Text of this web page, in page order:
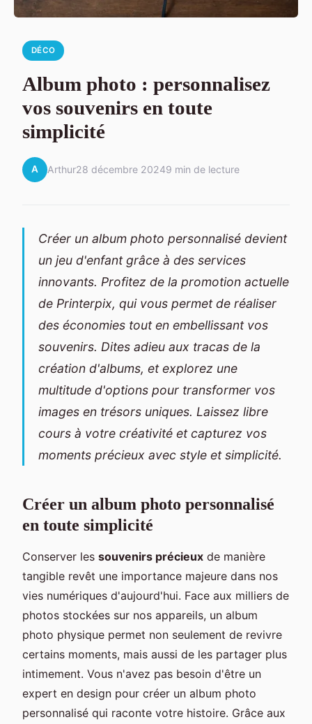
DÉCO
Album photo : personnalisez
vos souvenirs en toute
simplicité
A Arthur28 décembre 20249 min de lecture
Créer un album photo personnalisé devient
un jeu d'enfant grâce à des services
innovants. Profitez de la promotion actuelle
de Printerpix, qui vous permet de réaliser
des économies tout en embellissant vos
souvenirs. Dites adieu aux tracas de la
création d'albums, et explorez une
multitude d'options pour transformer vos
images en trésors uniques. Laissez libre
cours à votre créativité et capturez vos
moments précieux avec style et simplicité.
Créer un album photo personnalisé
en toute simplicité
Conserver les souvenirs précieux de manière
tangible revêt une importance majeure dans nos
vies numériques d'aujourd'hui. Face aux milliers de
photos stockées sur nos appareils, un album
photo physique permet non seulement de revivre
certains moments, mais aussi de les partager plus
intimement. Vous n'avez pas besoin d'être un
expert en design pour créer un album photo
personnalisé qui raconte votre histoire. Grâce aux